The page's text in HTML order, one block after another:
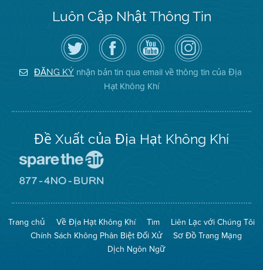
Luôn Cập Nhật Thông Tin
Hãy
theo
dõi
Địa
Hạt
Không
Truy
cập
Trang
Facebook
của
Địa
Hạt
Kênh
YouTube
của
Địa
Hạt
Không
Khí
Air
District
on
Instagram
ĐĂNG KÝ nhận bản tin qua email về thông tin của Địa
Hạt Không Khí
Đề Xuất của Địa Hạt Không Khí
The
(Bảo
Toàn
Không
Khí)
Mạng
No
Burn
(Không
Đốt)
Trang chủ Về Địa Hạt Không Khí Tìm
Liên Lạc với Chúng Tôi
Chính Sách Không Phân Biệt Đối Xử
Sơ Đồ Trang Mạng
Dịch Ngôn Ngữ